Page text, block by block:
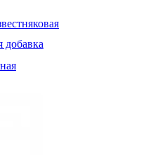
добавка